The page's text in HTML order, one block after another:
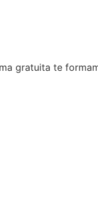
gratuita te